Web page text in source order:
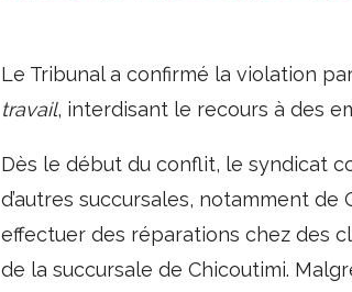
Le Tribunal a confirmé la violation
travail, interdisant le recours à des
Dès le début du conflit, le syndicat
d’autres succursales, notamment
effectuer des réparations chez des
de la succursale de Chicoutimi.